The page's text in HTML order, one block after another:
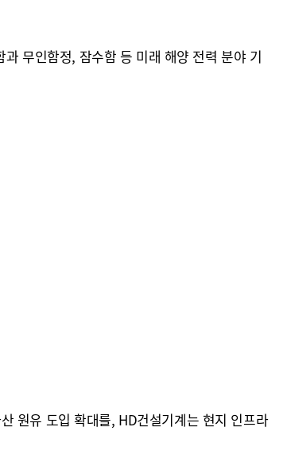
무인함정, 잠수함 등 미래 해양 전력 분야 기
원유 도입 확대를, HD건설기계는 현지 인프라